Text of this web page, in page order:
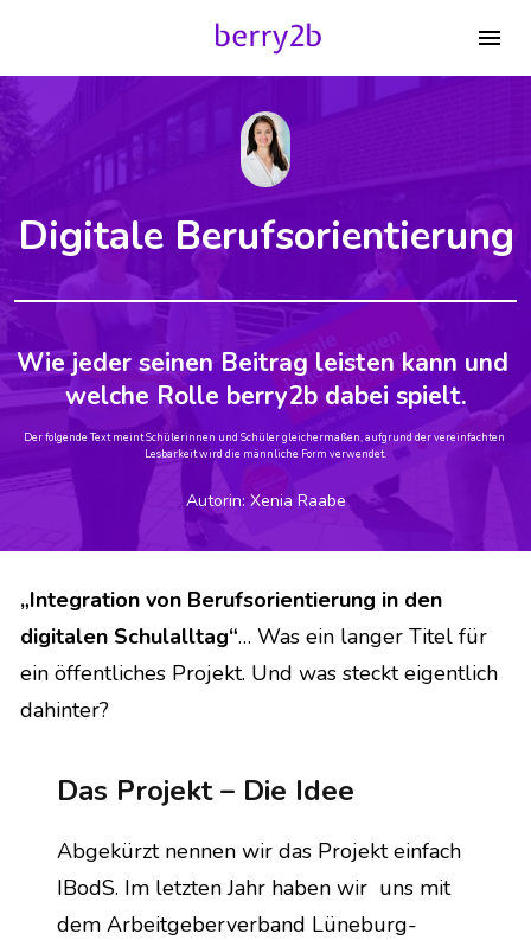
Digitale Berufsorientierung
Wie jeder seinen Beitrag leisten kann und
welche Rolle berry2b dabei spielt.
Der folgende Text meint Schülerinnen und Schüler gleichermaßen, aufgrund der vereinfachten
Lesbarkeit wird die männliche Form verwendet.
Autorin: Xenia Raabe
„Integration von Berufsorientierung in den
digitalen Schulalltag“… Was ein langer Titel für
ein öffentliches Projekt. Und was steckt eigentlich
dahinter?
Das Projekt – Die Idee
Abgekürzt nennen wir das Projekt einfach
IBodS. Im letzten Jahr haben wir  uns mit
dem Arbeitgeberverband Lüneburg-